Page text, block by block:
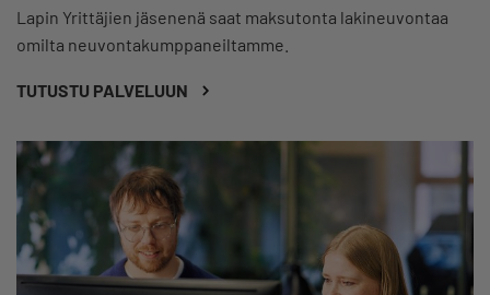
Lapin Yrittäjien jäsenenä saat maksutonta lakineuvontaa
omilta neuvontakumppaneiltamme.
TUTUSTU PALVELUUN